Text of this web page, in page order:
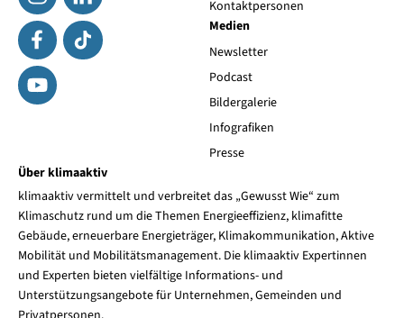
Kontaktpersonen
Medien
Newsletter
Podcast
Bildergalerie
Infografiken
Presse
Über klimaaktiv
klimaaktiv vermittelt und verbreitet das „Gewusst Wie“ zum
Klimaschutz rund um die Themen Energieeffizienz, klimafitte
Gebäude, erneuerbare Energieträger, Klimakommunikation, Aktive
Mobilität und Mobilitätsmanagement. Die klimaaktiv Expertinnen
und Experten bieten vielfältige Informations- und
Unterstützungsangebote für Unternehmen, Gemeinden und